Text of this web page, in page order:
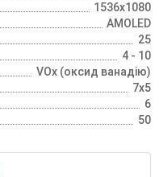
1536x1080
AMOLED
25
4 - 10
VOx (оксид ванадію)
7x5
6
50